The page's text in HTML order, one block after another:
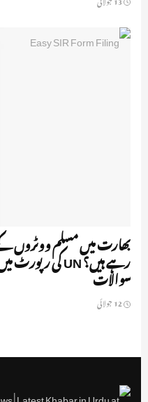
بھارت میں مسلم ووٹروں
سوالات